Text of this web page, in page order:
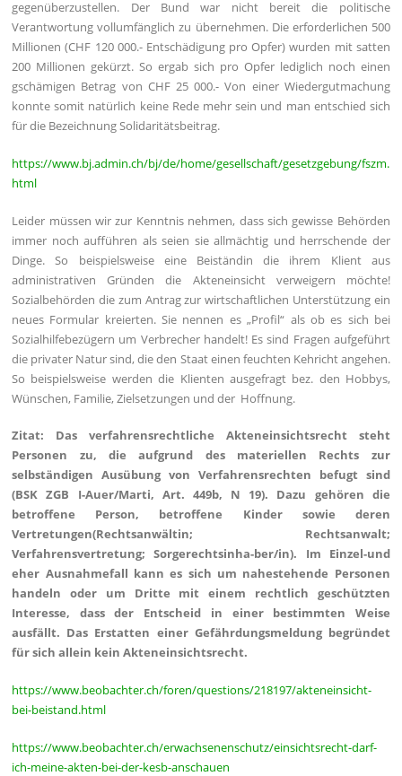
gegenüberzustellen. Der Bund war nicht bereit die politische
Verantwortung vollumfänglich zu übernehmen. Die erforderlichen 500
Millionen (CHF 120 000.- Entschädigung pro Opfer) wurden mit satten
200 Millionen gekürzt. So ergab sich pro Opfer lediglich noch einen
gschämigen Betrag von CHF 25 000.- Von einer Wiedergutmachung
konnte somit natürlich keine Rede mehr sein und man entschied sich
für die Bezeichnung Solidaritätsbeitrag.
https://www.bj.admin.ch/bj/de/home/gesellschaft/gesetzgebung/fszm.
html
Leider müssen wir zur Kenntnis nehmen, dass sich gewisse Behörden
immer noch aufführen als seien sie allmächtig und herrschende der
Dinge. So beispielsweise eine Beiständin die ihrem Klient aus
administrativen Gründen die Akteneinsicht verweigern möchte!
Sozialbehörden die zum Antrag zur wirtschaftlichen Unterstützung ein
neues Formular kreierten. Sie nennen es „Profil“ als ob es sich bei
Sozialhilfebezügern um Verbrecher handelt! Es sind Fragen aufgeführt
die privater Natur sind, die den Staat einen feuchten Kehricht angehen.
So beispielsweise werden die Klienten ausgefragt bez. den Hobbys,
Wünschen, Familie, Zielsetzungen und der Hoffnung.
Zitat: Das verfahrensrechtliche Akteneinsichtsrecht steht
Personen zu, die aufgrund des materiellen Rechts zur
selbständigen Ausübung von Verfahrensrechten befugt sind
(BSK ZGB I-Auer/Marti, Art. 449b, N 19). Dazu gehören die
betroffene Person, betroffene Kinder sowie deren
Vertretungen(Rechtsanwältin; Rechtsanwalt;
Verfahrensvertretung; Sorgerechtsinha-ber/in). Im Einzel-und
eher Ausnahmefall kann es sich um nahestehende Personen
handeln oder um Dritte mit einem rechtlich geschützten
Interesse, dass der Entscheid in einer bestimmten Weise
ausfällt. Das Erstatten einer Gefährdungsmeldung begründet
für sich allein kein Akteneinsichtsrecht.
https://www.beobachter.ch/foren/questions/218197/akteneinsicht-
bei-beistand.html
https://www.beobachter.ch/erwachsenenschutz/einsichtsrecht-darf-
ich-meine-akten-bei-der-kesb-anschauen